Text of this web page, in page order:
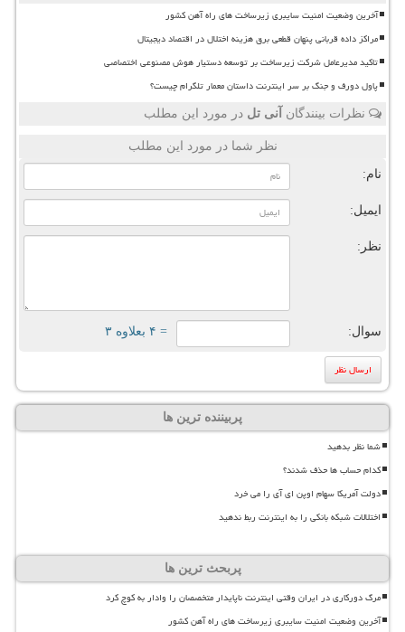
آخرین وضعیت امنیت سایبری زیرساخت های راه آهن کشور
مراکز داده قربانی پنهان قطعی برق هزینه اختلال در اقتصاد دیجیتال
تاکید مدیرعامل شرکت زیرساخت بر توسعه دستیار هوش مصنوعی اختصاصی
پاول دورف و جنگ بر سر اینترنت داستان معمار تلگرام چیست؟
نظرات بینندگان آنی تل در مورد این مطلب
نظر شما در مورد این مطلب
نام:
ایمیل:
نظر:
سوال: = ۴ بعلاوه ۳
پربیننده ترین ها
شما نظر بدهید
کدام حساب ها حذف شدند؟
دولت آمریکا سهام اوپن ای آی را می خرد
اختلالات شبکه بانکی را به اینترنت ربط ندهید
پربحث ترین ها
مرگ دورکاری در ایران وقتی اینترنت ناپایدار متخصصان را وادار به کوچ کرد
آخرین وضعیت امنیت سایبری زیرساخت های راه آهن کشور